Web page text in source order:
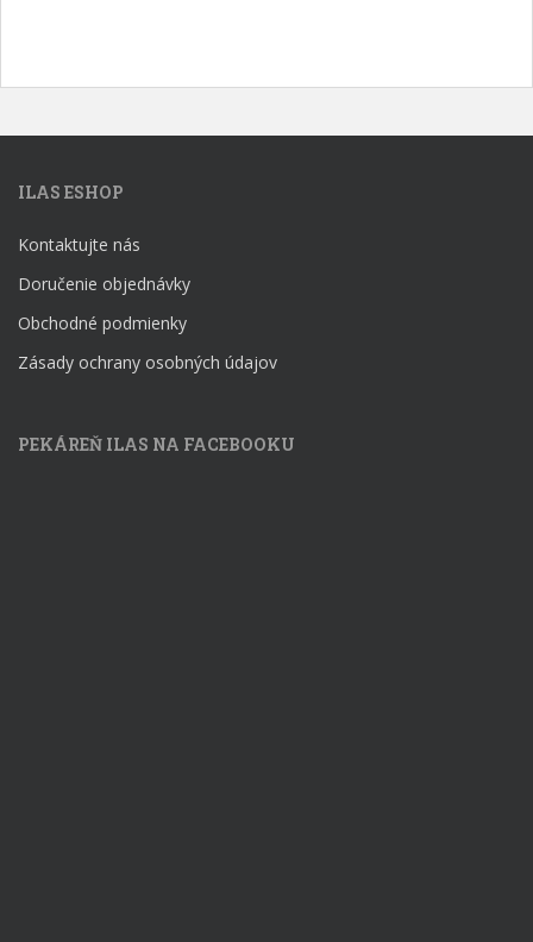
ILAS ESHOP
Kontaktujte nás
Doručenie objednávky
Obchodné podmienky
Zásady ochrany osobných údajov
PEKÁREŇ ILAS NA FACEBOOKU